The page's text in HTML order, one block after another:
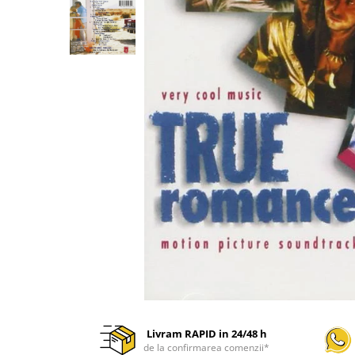
Viniluri Românești
Colecția Electrecord
Livram RAPID in 24/48 h
de la confirmarea comenzii*